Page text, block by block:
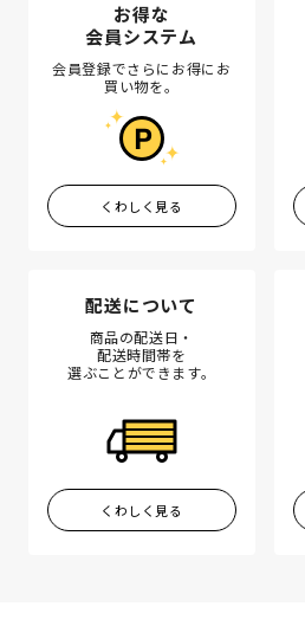
お得な
会員システム
会員登録でさらにお得にお
買い物を。
くわしく見る
配送について
商品の配送日・
配送時間帯を
選ぶことができます。
くわしく見る